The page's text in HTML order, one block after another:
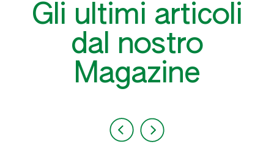
Gli ultimi articoli
dal nostro
Magazine